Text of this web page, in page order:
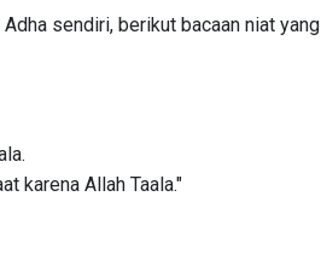
sendiri, berikut bacaan niat yang
karena Allah Taala."